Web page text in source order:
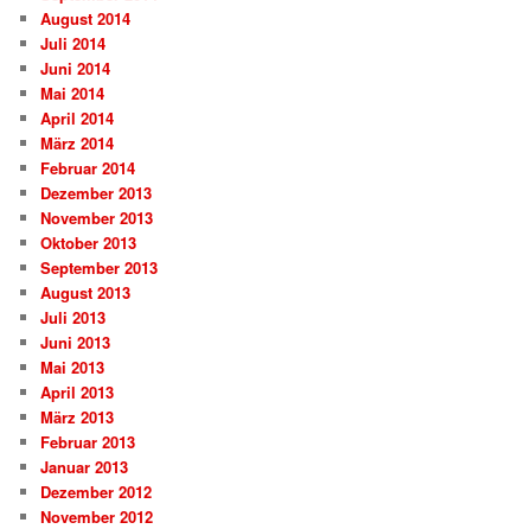
August 2014
Juli 2014
Juni 2014
Mai 2014
April 2014
März 2014
Februar 2014
Dezember 2013
November 2013
Oktober 2013
September 2013
August 2013
Juli 2013
Juni 2013
Mai 2013
April 2013
März 2013
Februar 2013
Januar 2013
Dezember 2012
November 2012